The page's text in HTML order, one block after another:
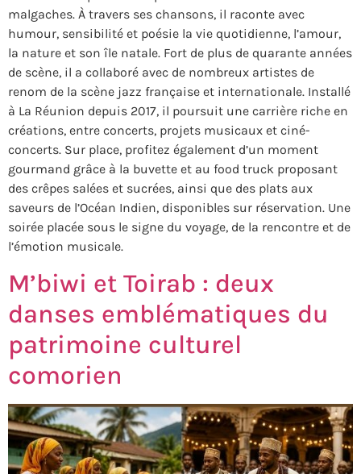
malgaches. À travers ses chansons, il raconte avec
humour, sensibilité et poésie la vie quotidienne, l’amour,
la nature et son île natale. Fort de plus de quarante années
de scène, il a collaboré avec de nombreux artistes de
renom de la scène jazz française et internationale. Installé
à La Réunion depuis 2017, il poursuit une carrière riche en
créations, entre concerts, projets musicaux et ciné-
concerts. Sur place, profitez également d’un moment
gourmand grâce à la buvette et au food truck proposant
des crêpes salées et sucrées, ainsi que des plats aux
saveurs de l’Océan Indien, disponibles sur réservation. Une
soirée placée sous le signe du voyage, de la rencontre et de
l’émotion musicale.
M’biwi et Toirab : deux
danses emblématiques du
patrimoine culturel
comorien